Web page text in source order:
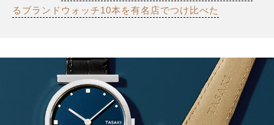
るブランドウォッチ10本を有名店でつけ比べた